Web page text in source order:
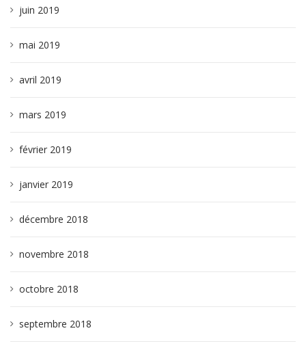
juin 2019
mai 2019
avril 2019
mars 2019
février 2019
janvier 2019
décembre 2018
novembre 2018
octobre 2018
septembre 2018